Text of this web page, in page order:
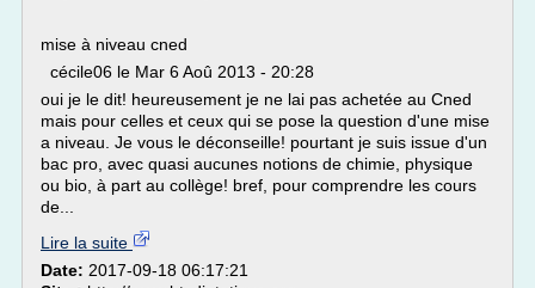
mise à niveau cned
cécile06 le Mar 6 Aoû 2013 - 20:28
oui je le dit! heureusement je ne lai pas achetée au Cned
mais pour celles et ceux qui se pose la question d'une mise
a niveau. Je vous le déconseille! pourtant je suis issue d'un
bac pro, avec quasi aucunes notions de chimie, physique
ou bio, à part au collège! bref, pour comprendre les cours
de...
Lire la suite
Date: 2017-09-18 06:17:21